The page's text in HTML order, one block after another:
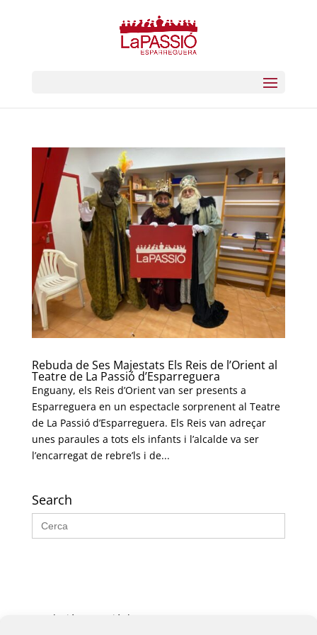
Rebuda de Ses Majestats Els Reis de l’Orient al
Teatre de La Passió d’Esparreguera
Enguany, els Reis d’Orient van ser presents a
Esparreguera en un espectacle sorprenent al Teatre
de La Passió d’Esparreguera. Els Reis van adreçar
unes paraules a tots els infants i l’alcalde va ser
l’encarregat de rebre’ls i de...
Search
Search
for:
Fundació La Passió d’Esparreguera, 2026